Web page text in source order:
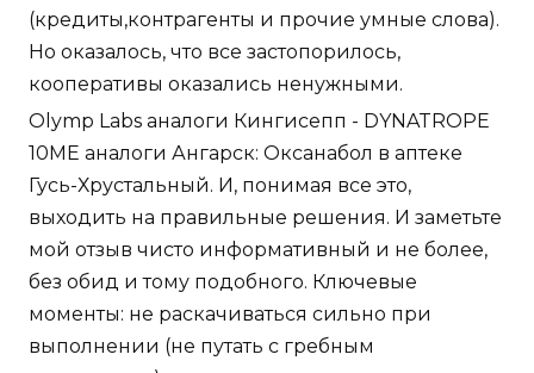
(кредиты,контрагенты и прочие умные слова).
Но оказалось, что все застопорилось,
кооперативы оказались ненужными.
Olymp Labs аналоги Кингисепп - DYNATROPE
10ME аналоги Ангарск: Оксанабол в аптеке
Гусь-Хрустальный. И, понимая все это,
выходить на правильные решения. И заметьте
мой отзыв чисто информативный и не более,
без обид и тому подобного. Ключевые
моменты: не раскачиваться сильно при
выполнении (не путать с гребным